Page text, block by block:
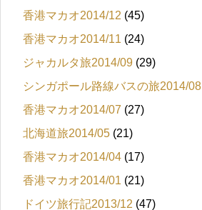
香港マカオ2014/12 (45)
香港マカオ2014/11 (24)
ジャカルタ旅2014/09 (29)
シンガポール路線バスの旅2014/08
香港マカオ2014/07 (27)
北海道旅2014/05 (21)
香港マカオ2014/04 (17)
香港マカオ2014/01 (21)
ドイツ旅行記2013/12 (47)